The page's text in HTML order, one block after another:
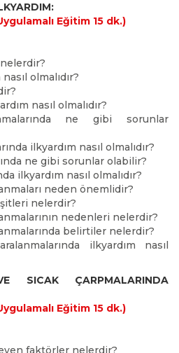
Eğitim 15 dk.)
olmalıdır?
nasıl olmalıdır?
ne gibi sorunlar
ilkyardım nasıl olmalıdır?
ne gibi sorunlar olabilir?
ilkyardım nasıl olmalıdır?
neden önemlidir?
nelerdir?
nedenleri nelerdir?
belirtiler nelerdir?
ilkyardım nasıl
SICAK ÇARPMALARINDA
Eğitim 15 dk.)
faktörler nelerdir?